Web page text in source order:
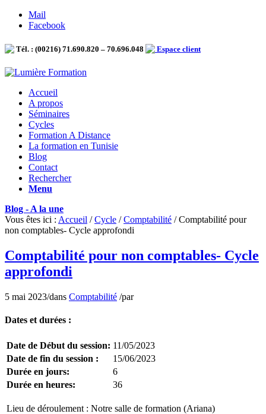
Mail
Facebook
Tél. : (00216) 71.690.820 – 70.696.048 Espace client
Accueil
A propos
Séminaires
Cycles
Formation A Distance
La formation en Tunisie
Blog
Contact
Rechercher
Menu
Blog - A la une
Vous êtes ici : Accueil / Cycle / Comptabilité / Comptabilité pour
non comptables- Cycle approfondi
Comptabilité pour non comptables- Cycle
approfondi
5 mai 2023/dans Comptabilité /par
Dates et durées :
Date de Début du session: 11/05/2023
Date de fin du session :
15/06/2023
Durée en jours:
6
Durée en heures:
36
Lieu de déroulement : Notre salle de formation (Ariana)